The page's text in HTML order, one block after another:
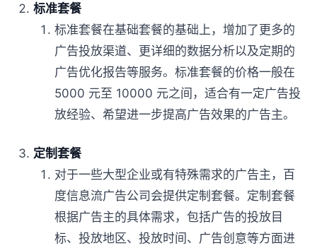
标准套餐
标准套餐在基础套餐的基础上，增加了更多的
广告投放渠道、更详细的数据分析以及定期的
广告优化报告等服务。标准套餐的价格一般在
5000 元至 10000 元之间，适合有一定广告投
放经验、希望进一步提高广告效果的广告主。
定制套餐
对于一些大型企业或有特殊需求的广告主，百
度信息流广告公司会提供定制套餐。定制套餐
根据广告主的具体需求，包括广告的投放目
标、投放地区、投放时间、广告创意等方面进